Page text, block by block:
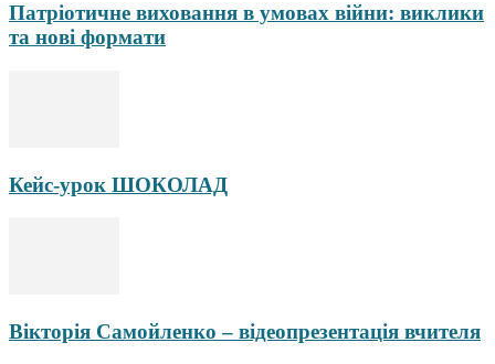
Патріотичне виховання в умовах війни: виклики
та нові формати
Кейс-урок ШОКОЛАД
Вікторія Самойленко – відеопрезентація вчителя